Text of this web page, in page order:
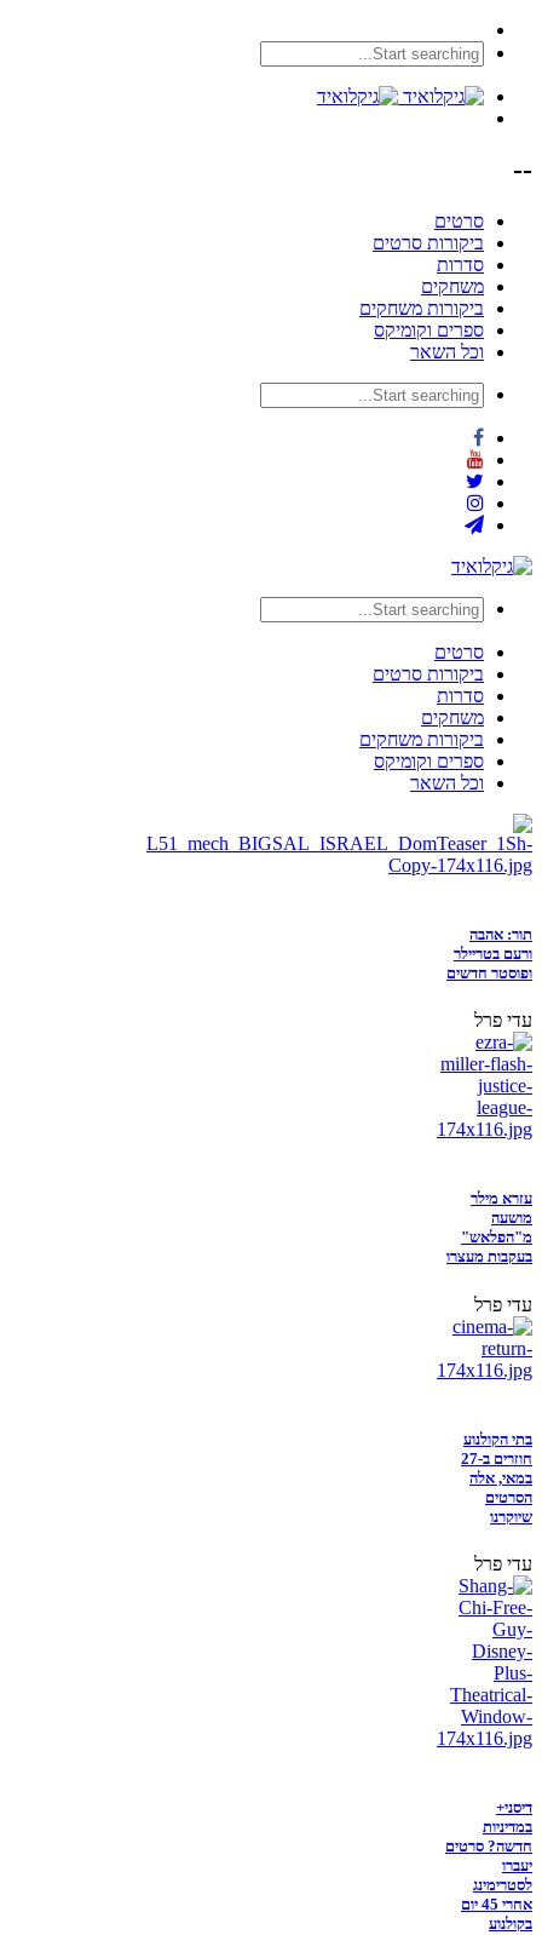
--
סרטים
ביקורות סרטים
סדרות
משחקים
ביקורות משחקים
ספרים וקומיקס
וכל השאר
סרטים
ביקורות סרטים
סדרות
משחקים
ביקורות משחקים
ספרים וקומיקס
וכל השאר
תור: אהבה
ורעם בטריילר
ופוסטר חדשים
עדי פרל
עזרא מילר
מושעה
מ"הפלאש"
בעקבות מעצרו
עדי פרל
בתי הקולנוע
חוזרים ב-27
במאי, אלה
הסרטים
שיוקרנו
עדי פרל
דיסני+
במדיניות
חדשה? סרטים
יעברו
לסטרימינג
אחרי 45 יום
בקולנוע